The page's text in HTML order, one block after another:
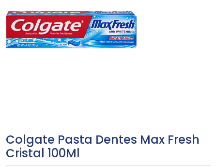
Colgate Pasta Dentes Max Fresh
Cristal 100Ml